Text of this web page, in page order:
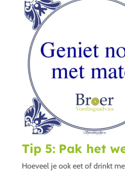
Tip 5: Pak het
Hoeveel je ook eet of drinkt